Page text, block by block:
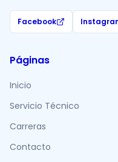
Facebook
Páginas
Inicio
Servicio Técnico
Carreras
Contacto